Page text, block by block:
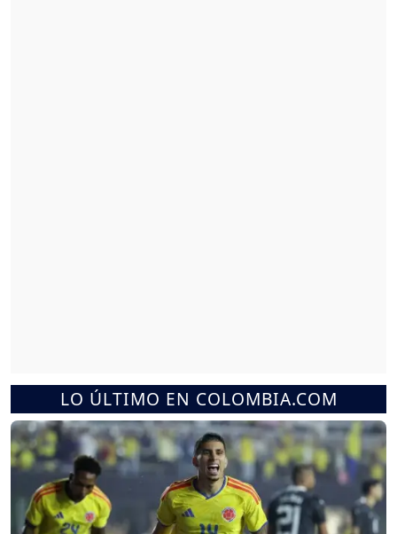
LO ÚLTIMO EN COLOMBIA.COM